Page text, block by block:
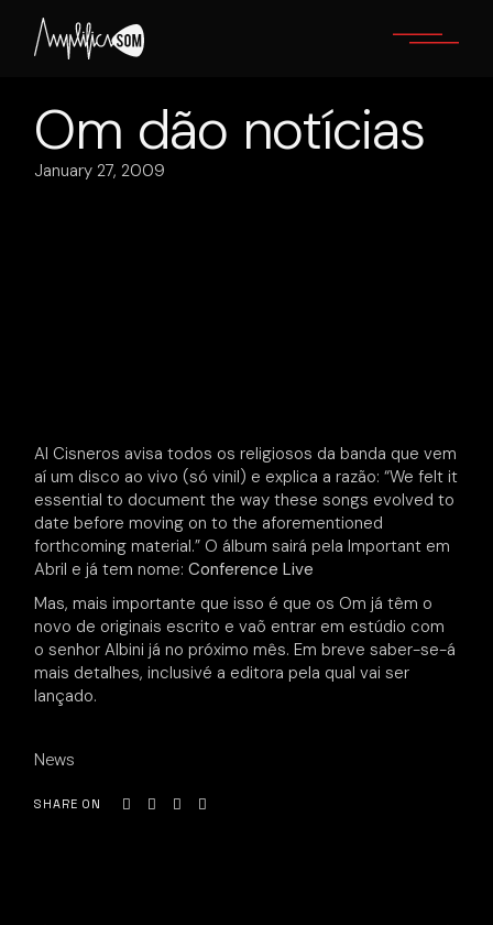
content
Om dão notícias
January 27, 2009
Al Cisneros avisa todos os religiosos da banda que vem
aí um disco ao vivo (só vinil) e explica a razão: “We felt it
essential to document the way these songs evolved to
date before moving on to the aforementioned
forthcoming material.” O álbum sairá pela Important em
Abril e já tem nome:Conference Live
Mas, mais importante que isso é que os Om já têm o
novo de originais escrito e vaõ entrar em estúdio com
o senhor Albini já no próximo mês. Em breve saber-se-á
mais detalhes, inclusivé a editora pela qual vai ser
lançado.
News
SHARE ON